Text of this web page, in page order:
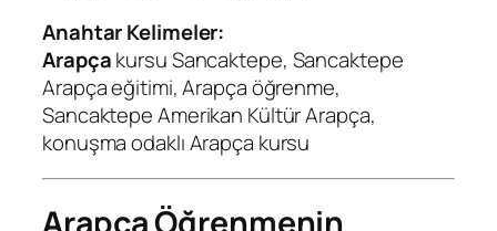
Anahtar Kelimeler:
Arapçakursu Sancaktepe, Sancaktepe
Arapça eğitimi, Arapça öğrenme,
Sancaktepe Amerikan Kültür Arapça,
konuşma odaklı Arapça kursu